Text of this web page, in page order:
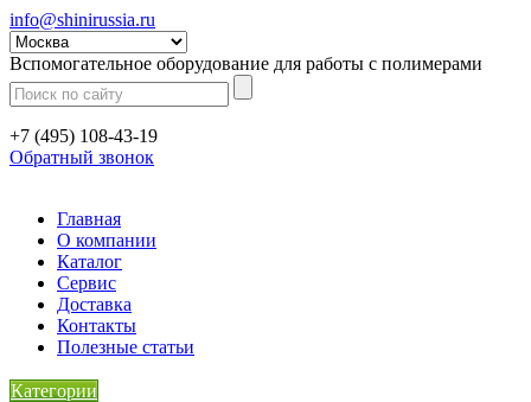
info@shinirussia.ru
Вспомогательное оборудование для работы с полимерами
+7 (495) 108-43-19
Обратный звонок
Главная
О компании
Каталог
Сервис
Доставка
Контакты
Полезные статьи
Категории